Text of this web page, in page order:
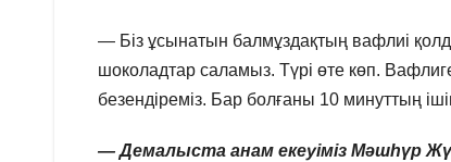
— Біз ұсынатын балмұздақтың вафлиі
шоколадтар саламыз. Түрі өте көп.
безендіреміз. Бар болғаны 10 минуттың
— Демалыста анам екеуіміз Мәшһүр